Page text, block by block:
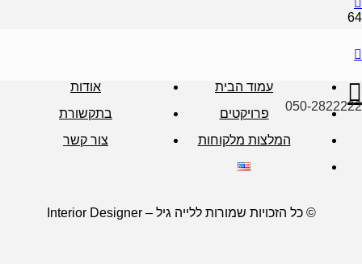
050-2822222
עמוד הבית
אודות
פרויקטים
בתקשורת
המלצות מלקוחות
צור קשר
© כל הזכויות שמורות ללייה גיל – Interior Designer